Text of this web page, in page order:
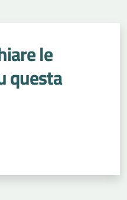
le
questa
da 1 a 5 stelle